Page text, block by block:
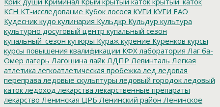
КСН КТ-исследование Кубок лосося КУГИ КУГИ ЕАО
Кудесник кудо кулинария Кульдкр Кульдур культура
культурно досуговый центр купальный сезон
купальный_сезон купюры Кураж курение Куренков курсы
курсы повышения квалификации КФХ лаборатория Лаг ба-
Омер лагерь Лагошина лайк ЛДПР Левинталь Легкая
атлетика легкоатлетическая пробежка лед ледовая
переправа ледовые скульптуры ледовый городок ледовый
каток ледоход лекарства лекарственные препараты
лекарство Ленинская ЦРБ Ленинский район Ленинское